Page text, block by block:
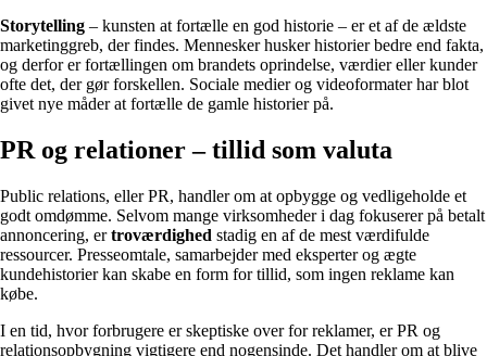
Storytelling – kunsten at fortælle en god historie – er et af de ældste
marketinggreb, der findes. Mennesker husker historier bedre end fakta,
og derfor er fortællingen om brandets oprindelse, værdier eller kunder
ofte det, der gør forskellen. Sociale medier og videoformater har blot
givet nye måder at fortælle de gamle historier på.
PR og relationer – tillid som valuta
Public relations, eller PR, handler om at opbygge og vedligeholde et
godt omdømme. Selvom mange virksomheder i dag fokuserer på betalt
annoncering, ertroværdighed stadig en af de mest værdifulde
ressourcer. Presseomtale, samarbejder med eksperter og ægte
kundehistorier kan skabe en form for tillid, som ingen reklame kan
købe.
I en tid, hvor forbrugere er skeptiske over for reklamer, er PR og
relationsopbygning vigtigere end nogensinde. Det handler om at blive